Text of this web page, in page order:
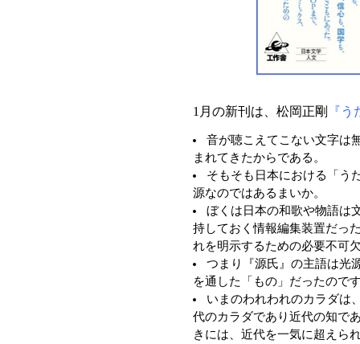
1月の新刊は、松岡正剛 『
音が聴こえてこない文字は
まれてきたからである。
そもそも日本における「う
源なのではあるまいか。
ぼくは日本の和歌や物語は
持しておく情報編集装置だっ
れを明示するための必要不可
つまり『源氏』の主語は光
を通した「もの」だったので
いまのわれわれのカラダは
代のカラダであり近代の知で
きには、近代を一気に超えら